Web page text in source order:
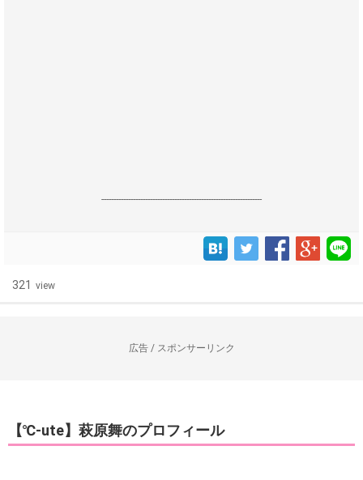
------------------------------------------------------------------
321 view
広告 / スポンサーリンク
【℃-ute】萩原舞のプロフィール